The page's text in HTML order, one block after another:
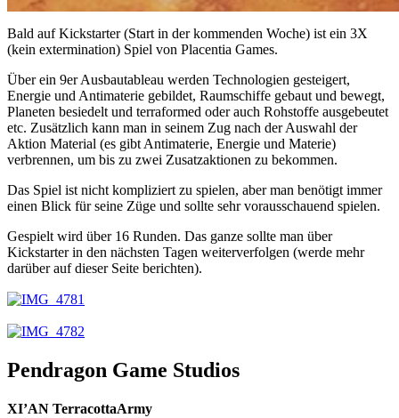
Bald auf Kickstarter (Start in der kommenden Woche) ist ein 3X
(kein extermination) Spiel von Placentia Games.
Über ein 9er Ausbautableau werden Technologien gesteigert,
Energie und Antimaterie gebildet, Raumschiffe gebaut und bewegt,
Planeten besiedelt und terraformed oder auch Rohstoffe ausgebeutet
etc. Zusätzlich kann man in seinem Zug nach der Auswahl der
Aktion Material (es gibt Antimaterie, Energie und Materie)
verbrennen, um bis zu zwei Zusatzaktionen zu bekommen.
Das Spiel ist nicht kompliziert zu spielen, aber man benötigt immer
einen Blick für seine Züge und sollte sehr vorausschauend spielen.
Gespielt wird über 16 Runden. Das ganze sollte man über
Kickstarter in den nächsten Tagen weiterverfolgen (werde mehr
darüber auf dieser Seite berichten).
Pendragon Game Studios
XI’AN TerracottaArmy